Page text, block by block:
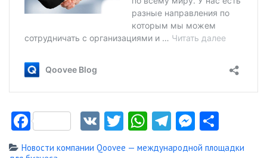
FacebookVK Twitter
WhatsApp
Telegram
Новости компании Qoovee — международной площадки